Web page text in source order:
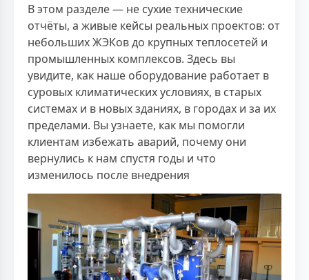
В этом разделе — не сухие технические
отчёты, а живые кейсы реальных проектов: от
небольших ЖЭКов до крупных теплосетей и
промышленных комплексов. Здесь вы
увидите, как наше оборудование работает в
суровых климатических условиях, в старых
системах и в новых зданиях, в городах и за их
пределами. Вы узнаете, как мы помогли
клиентам избежать аварий, почему они
вернулись к нам спустя годы и что
изменилось после внедрения